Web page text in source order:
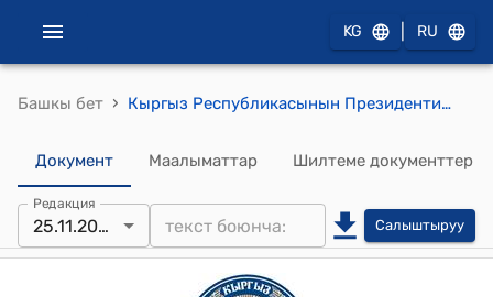
KG RU
Башкы бет › Кыргыз Республикасынын Президентинин 2022-жылдын 25-ноябрындагы ПЖ № 382 "A.M. Мадмаров жөнүндө" Жарлыгы
Документ Маалыматтар Шилтеме документтер
Редакция
25.11.2022 Салыштыруу